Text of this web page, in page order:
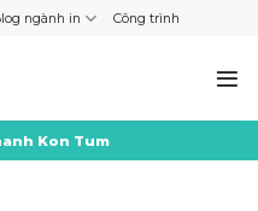
ngành in Công trình
Kon Tum